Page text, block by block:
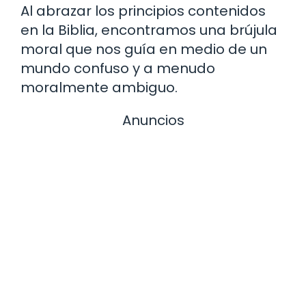
Al abrazar los principios contenidos
en la Biblia, encontramos una brújula
moral que nos guía en medio de un
mundo confuso y a menudo
moralmente ambiguo.
Anuncios